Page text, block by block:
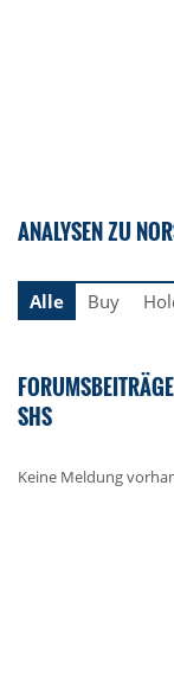
ANALYSEN ZU
Alle
Buy
SHS
Keine Meldung